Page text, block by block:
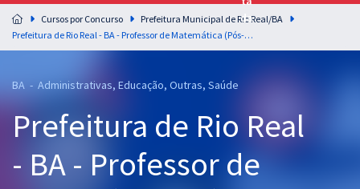
Preparação completa e intensiva para as principais
residências em saúde do Brasil
Cursos 20% OFF
Cursos por Concurso
Prefeitura Municipal de Rio Real/BA
Prefeitura de Rio Real - BA - Professor de Matemática (Pós-Edital)
BA - Administrativas, Educação, Outras, Saúde
Prefeitura de Rio Real
- BA - Professor de